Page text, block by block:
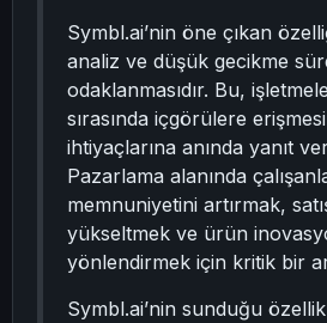
Symbl.ai’nin öne çıkan
analiz ve düşük gecikme
odaklanmasıdır. Bu,
sırasında içgörülere
ihtiyaçlarına anında yanıt
Pazarlama alanında
memnuniyetini artırmak,
yükseltmek ve ürün
yönlendirmek için kritik bir
Symbl.ai’nin sunduğu